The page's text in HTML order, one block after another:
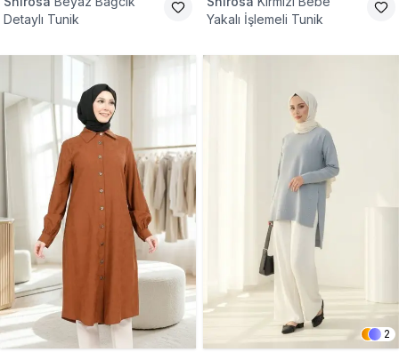
Detaylı Tunik
Yakalı İşlemeli Tunik
2